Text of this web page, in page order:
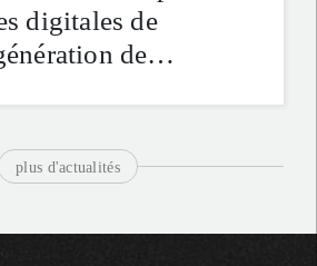
digitales de
de
plus d'actualités